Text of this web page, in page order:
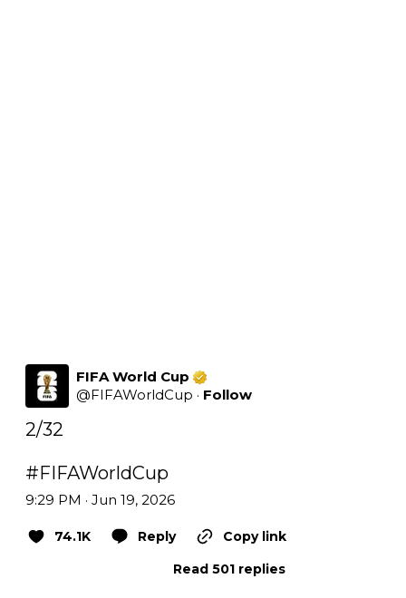
FIFA World Cup
@FIFAWorldCup · Follow
2/32
#FIFAWorldCup
9:29 PM · Jun 19, 2026
74.1K Reply
Copy link
Read 501 replies